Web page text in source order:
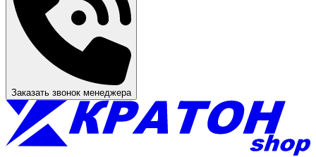
Заказать звонок менеджера